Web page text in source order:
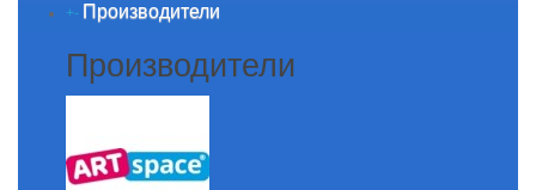
+- Производители
Производители